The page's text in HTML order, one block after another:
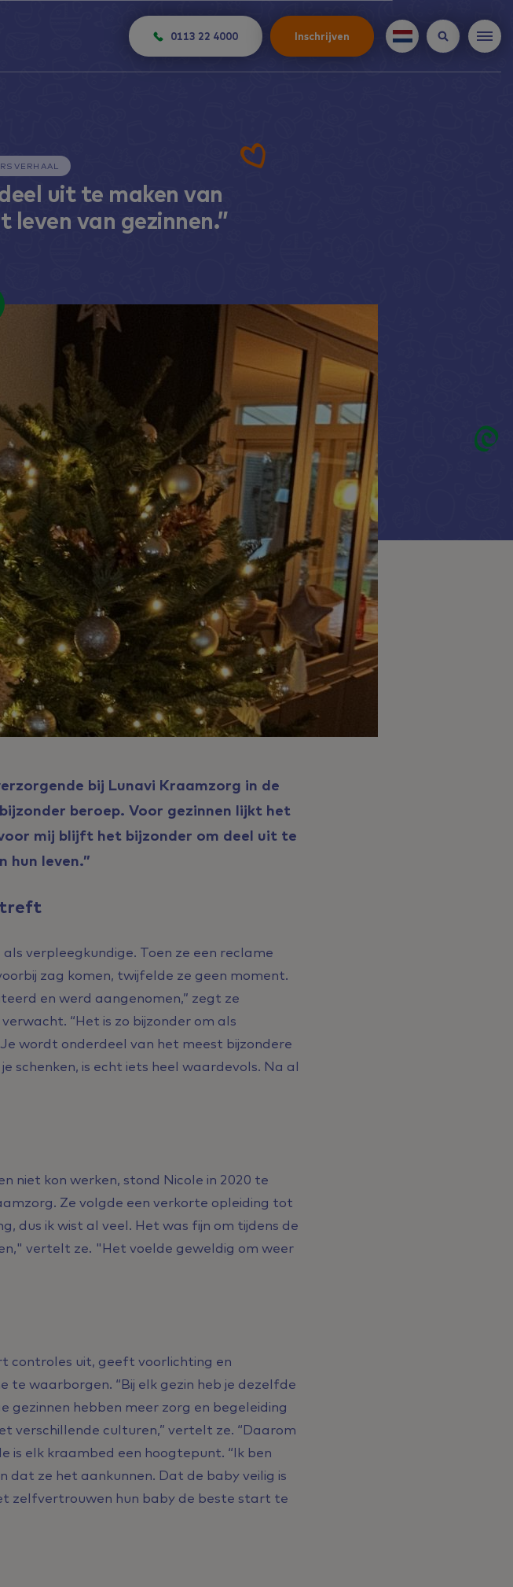
0113 22 4000 Inschrijven
uit te maken van
leven van gezinnen.”
bij Lunavi Kraamzorg in de
beroep. Voor gezinnen lijkt het
mij blijft het bijzonder om deel uit te
hun leven.”
verpleegkundige. Toen ze een reclame
zag komen, twijfelde ze geen moment.
en werd aangenomen,” zegt ze
“Het is zo bijzonder om als
wordt onderdeel van het meest bijzondere
schenken, is echt iets heel waardevols. Na al
niet kon werken, stond Nicole in 2020 te
Ze volgde een verkorte opleiding tot
dus ik wist al veel. Het was fijn om tijdens de
vertelt ze. "Het voelde geweldig om weer
controles uit, geeft voorlichting en
te waarborgen. “Bij elk gezin heb je dezelfde
gezinnen hebben meer zorg en begeleiding
verschillende culturen,” vertelt ze. “Daarom
is elk kraambed een hoogtepunt. “Ik ben
ze het aankunnen. Dat de baby veilig is
zelfvertrouwen hun baby de beste start te